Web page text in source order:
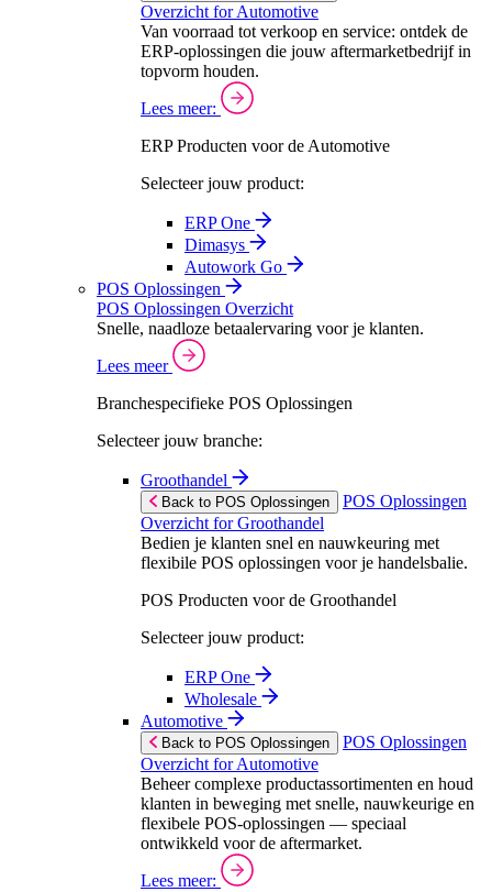
Overzicht for Automotive
Van voorraad tot verkoop en service: ontdek de
ERP-oplossingen die jouw aftermarketbedrijf in
topvorm houden.
Lees meer:
ERP Producten voor de Automotive
Selecteer jouw product:
ERP One
Dimasys
Autowork Go
POS Oplossingen
POS Oplossingen Overzicht
Snelle, naadloze betaalervaring voor je klanten.
Lees meer
Branchespecifieke POS Oplossingen
Selecteer jouw branche:
Groothandel
Back to POS Oplossingen
POS Oplossingen
Overzicht for Groothandel
Bedien je klanten snel en nauwkeuring met
flexibile POS oplossingen voor je handelsbalie.
POS Producten voor de Groothandel
Selecteer jouw product:
ERP One
Wholesale
Automotive
Back to POS Oplossingen
POS Oplossingen
Overzicht for Automotive
Beheer complexe productassortimenten en houd
klanten in beweging met snelle, nauwkeurige en
flexibele POS-oplossingen — speciaal
ontwikkeld voor de aftermarket.
Lees meer: